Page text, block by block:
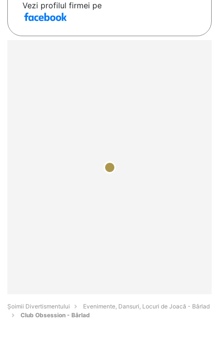
Vezi profilul firmei pe
Şoimii Divertismentului
Evenimente, Dansuri, Locuri de Joacă - Bârlad
Club Obsession - Bârlad